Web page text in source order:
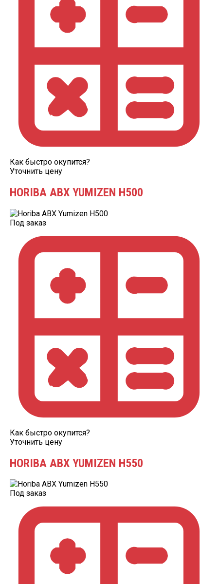
Как быстро окупится?
Уточнить цену
HORIBA ABX YUMIZEN H500
Под заказ
Как быстро окупится?
Уточнить цену
HORIBA ABX YUMIZEN H550
Под заказ